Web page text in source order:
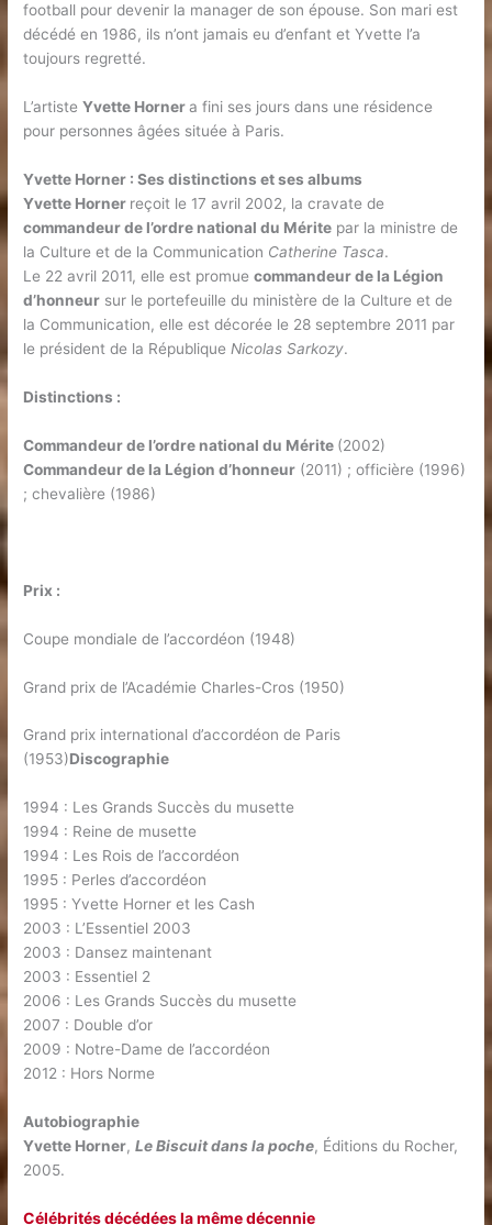
football pour devenir la manager de son épouse. Son mari est
décédé en 1986, ils n’ont jamais eu d’enfant et Yvette l’a
toujours regretté.
L’artisteYvette Hornera fini ses jours dans une résidence
pour personnes âgées située à Paris.
Yvette Horner : Ses distinctions et ses albums
Yvette Horner reçoit le 17 avril 2002, la cravate de
commandeur de l’ordre national du Mérite par la ministre de
la Culture et de la Communication Catherine Tasca.
Le 22 avril 2011, elle est promuecommandeur de la Légion
d’honneur sur le portefeuille du ministère de la Culture et de
la Communication, elle est décorée le 28 septembre 2011 par
le président de la République Nicolas Sarkozy.
Distinctions :
Commandeur de l’ordre national du Mérite (2002)
Commandeur de la Légion d’honneur (2011) ; officière (1996)
; chevalière (1986)
Prix :
Coupe mondiale de l’accordéon (1948)
Grand prix de l’Académie Charles-Cros (1950)
Grand prix international d’accordéon de Paris
(1953)Discographie
1994 : Les Grands Succès du musette
1994 : Reine de musette
1994 : Les Rois de l’accordéon
1995 : Perles d’accordéon
1995 : Yvette Horner et les Cash
2003 : L’Essentiel 2003
2003 : Dansez maintenant
2003 : Essentiel 2
2006 : Les Grands Succès du musette
2007 : Double d’or
2009 : Notre-Dame de l’accordéon
2012 : Hors Norme
Autobiographie
Yvette Horner,Le Biscuit dans la poche, Éditions du Rocher,
2005.
Célébrités décédées la même décennie